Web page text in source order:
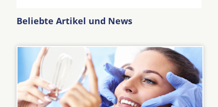
Beliebte Artikel und News